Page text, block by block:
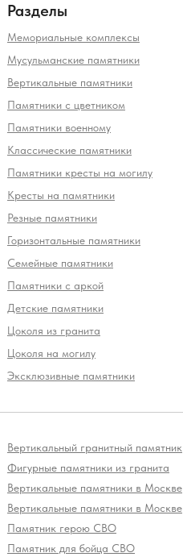
Разделы
Мемориальные комплексы
Мусульманские памятники
Вертикальные памятники
Памятники с цветником
Памятники военному
Классические памятники
Памятники кресты на могилу
Кресты на памятники
Резные памятники
Горизонтальные памятники
Семейные памятники
Памятники с аркой
Детские памятники
Цоколя из гранита
Цоколя на могилу
Эксклюзивные памятники
Вертикальный гранитный памятник
Фигурные памятники из гранита
Вертикальные памятники в Москве
Вертикальные памятники в Москве
Памятник герою СВО
Памятник для бойца СВО